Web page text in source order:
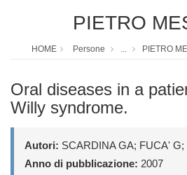
PIETRO
HOME Persone ... PIETRO
Oral diseases in a
Willy syndrome.
Autori: SCARDINA GA; FUCA'
Anno di pubblicazione: 2007